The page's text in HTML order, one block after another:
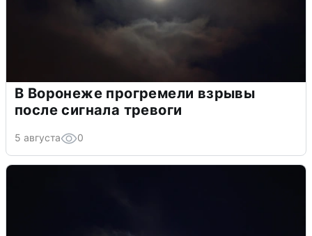
В Воронеже прогремели взрывы
после сигнала тревоги
5 августа 0